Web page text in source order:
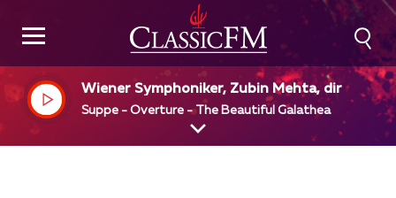
Wiener Symphoniker, Zubin Mehta, dir
Suppe - Overture - The Beautiful Galathea